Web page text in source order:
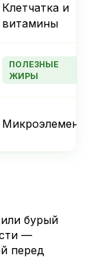
Клетчатка и
витамины
ПОЛЕЗНЫЕ
ЖИРЫ
бурый
—
перед